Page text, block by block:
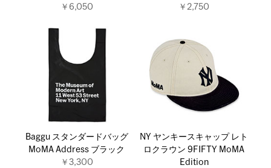
￥6,050
￥2,750
Baggu スタンダードバッグ
MoMA Address ブラック
￥3,300
NY ヤンキースキャップ レト
ロクラウン 9FIFTY MoMA
Edition